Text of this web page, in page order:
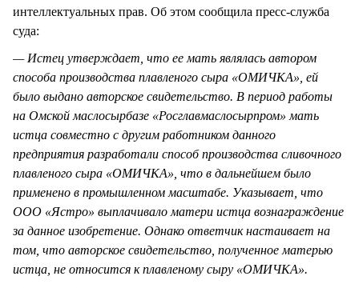
интеллектуальных прав. Об этом сообщила пресс-служба
суда:
— Истец утверждает, что ее мать являлась автором
способа производства плавленого сыра «ОМИЧКА», ей
было выдано авторское свидетельство. В период работы
на Омской маслосырбазе «Росглавмаслосырпром» мать
истца совместно с другим работником данного
предприятия разработали способ производства сливочного
плавленого сыра «ОМИЧКА», что в дальнейшем было
применено в промышленном масштабе. Указывает, что
ООО «Ястро» выплачивало матери истца вознаграждение
за данное изобретение. Однако ответчик настаивает на
том, что авторское свидетельство, полученное матерью
истца, не относится к плавленому сыру «ОМИЧКА».